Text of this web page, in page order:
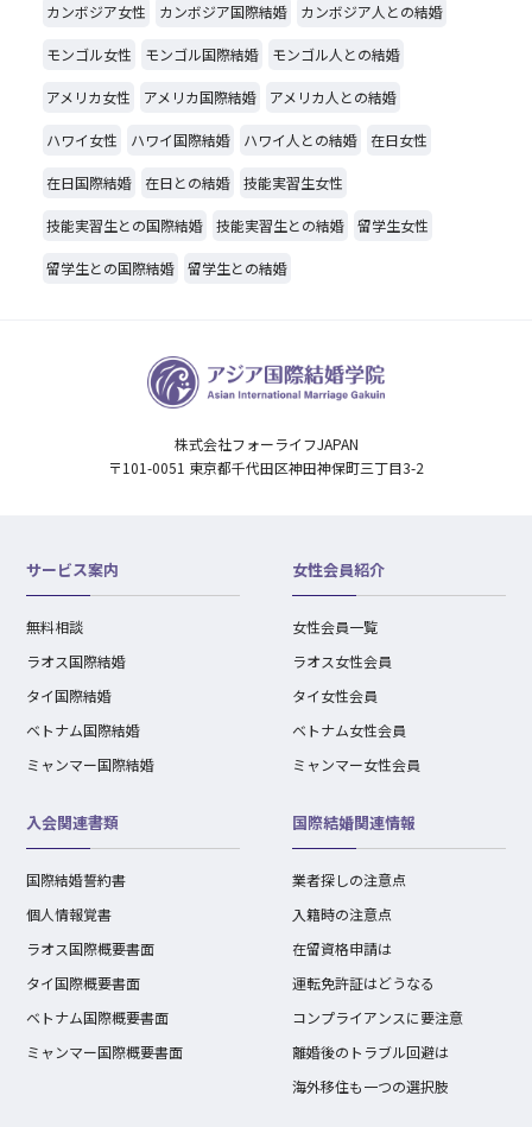
カンボジア女性 カンボジア国際結婚 カンボジア人との結婚
モンゴル女性 モンゴル国際結婚 モンゴル人との結婚
アメリカ女性 アメリカ国際結婚 アメリカ人との結婚
ハワイ女性 ハワイ国際結婚 ハワイ人との結婚 在日女性
在日国際結婚 在日との結婚 技能実習生女性
技能実習生との国際結婚 技能実習生との結婚 留学生女性
留学生との国際結婚 留学生との結婚
株式会社フォーライフJAPAN
〒101-0051 東京都千代田区神田神保町三丁目3-2
サービス案内
無料相談
ラオス国際結婚
タイ国際結婚
ベトナム国際結婚
ミャンマー国際結婚
女性会員紹介
女性会員一覧
ラオス女性会員
タイ女性会員
ベトナム女性会員
ミャンマー女性会員
入会関連書類
国際結婚誓約書
個人情報覚書
ラオス国際概要書面
タイ国際概要書面
ベトナム国際概要書面
ミャンマー国際概要書面
国際結婚関連情報
業者探しの注意点
入籍時の注意点
在留資格申請は
運転免許証はどうなる
コンプライアンスに要注意
離婚後のトラブル回避は
海外移住も一つの選択肢